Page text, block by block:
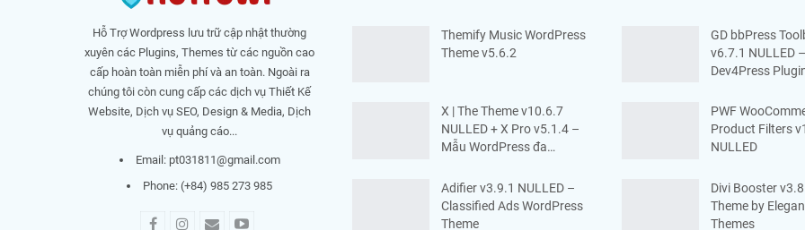
Hỗ Trợ Wordpress lưu trữ cập nhật thường
xuyên các Plugins, Themes từ các nguồn cao
cấp hoàn toàn miễn phí và an toàn. Ngoài ra
chúng tôi còn cung cấp các dịch vụ Thiết Kế
Website, Dịch vụ SEO, Design & Media, Dịch
vụ quảng cáo...
Email: pt031811@gmail.com
Phone: (+84) 985 273 985
Themify Music WordPress
Theme v5.6.2
X | The Theme v10.6.7
NULLED + X Pro v5.1.4 –
Mẫu WordPress đa…
Adifier v3.9.1 NULLED –
Classified Ads WordPress
Theme
GD bbPress
v6.7.1 NULLED –
Dev4Press
PWF
Product Filters
NULLED
Divi Booster
Theme by
Themes